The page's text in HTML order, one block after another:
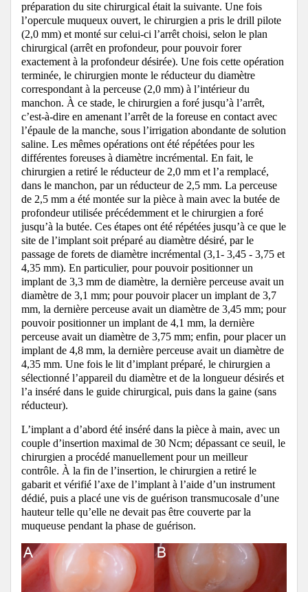
préparation du site chirurgical était la suivante. Une fois
l’opercule muqueux ouvert, le chirurgien a pris le drill pilote
(2,0 mm) et monté sur celui-ci l’arrêt choisi, selon le plan
chirurgical (arrêt en profondeur, pour pouvoir forer
exactement à la profondeur désirée). Une fois cette opération
terminée, le chirurgien monte le réducteur du diamètre
correspondant à la perceuse (2,0 mm) à l’intérieur du
manchon. À ce stade, le chirurgien a foré jusqu’à l’arrêt,
c’est-à-dire en amenant l’arrêt de la foreuse en contact avec
l’épaule de la manche, sous l’irrigation abondante de solution
saline. Les mêmes opérations ont été répétées pour les
différentes foreuses à diamètre incrémental. En fait, le
chirurgien a retiré le réducteur de 2,0 mm et l’a remplacé,
dans le manchon, par un réducteur de 2,5 mm. La perceuse
de 2,5 mm a été montée sur la pièce à main avec la butée de
profondeur utilisée précédemment et le chirurgien a foré
jusqu’à la butée. Ces étapes ont été répétées jusqu’à ce que le
site de l’implant soit préparé au diamètre désiré, par le
passage de forets de diamètre incrémental (3,1- 3,45 - 3,75 et
4,35 mm). En particulier, pour pouvoir positionner un
implant de 3,3 mm de diamètre, la dernière perceuse avait un
diamètre de 3,1 mm; pour pouvoir placer un implant de 3,7
mm, la dernière perceuse avait un diamètre de 3,45 mm; pour
pouvoir positionner un implant de 4,1 mm, la dernière
perceuse avait un diamètre de 3,75 mm; enfin, pour placer un
implant de 4,8 mm, la dernière perceuse avait un diamètre de
4,35 mm. Une fois le lit d’implant préparé, le chirurgien a
sélectionné l’appareil du diamètre et de la longueur désirés et
l’a inséré dans le guide chirurgical, puis dans la gaine (sans
réducteur).
L’implant a d’abord été inséré dans la pièce à main, avec un
couple d’insertion maximal de 30 Ncm; dépassant ce seuil, le
chirurgien a procédé manuellement pour un meilleur
contrôle. À la fin de l’insertion, le chirurgien a retiré le
gabarit et vérifié l’axe de l’implant à l’aide d’un instrument
dédié, puis a placé une vis de guérison transmucosale d’une
hauteur telle qu’elle ne devait pas être couverte par la
muqueuse pendant la phase de guérison.